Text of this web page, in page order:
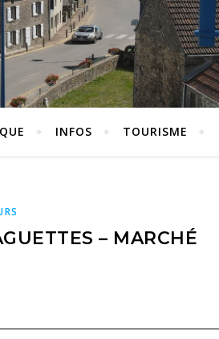
INFOS TOURISME
– MARCHÉ